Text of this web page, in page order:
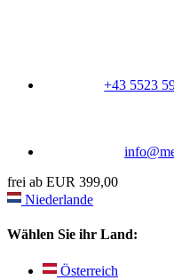
+43 5523
frei ab EUR 399,00
Niederlande
Wählen Sie ihr Land:
Österreich